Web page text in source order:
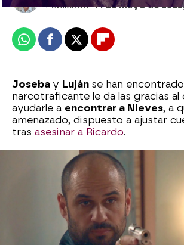
Publicado:14 de mayo de
WhatsappFacebook
X Flipboard
Joseba y Luján se han encontrado
narcotraficante le da las gracias
ayudarle a encontrar a Nieves, a
amenazado, dispuesto a ajustar
tras asesinar a Ricardo.
Luján le pregunta a Joseba si ha
asunto que tienen entre manos,
narcotraficante
le sigue dando
rechazarle: “No es
negocios con
traidores ”, le dice,
boquiabierto a Luján.